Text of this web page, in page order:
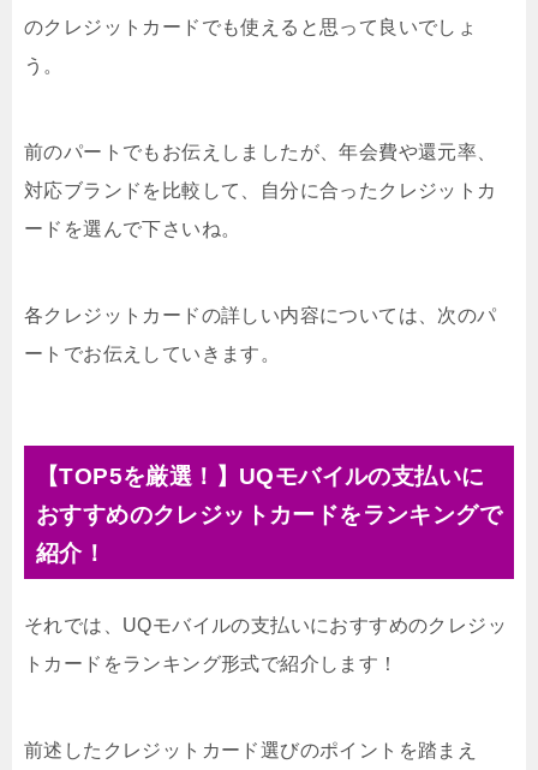
のクレジットカードでも使えると思って良いでしょ
う。
前のパートでもお伝えしましたが、年会費や還元率、
対応ブランドを比較して、自分に合ったクレジットカ
ードを選んで下さいね。
各クレジットカードの詳しい内容については、次のパ
ートでお伝えしていきます。
【TOP5を厳選！】UQモバイルの支払いに
おすすめのクレジットカードをランキングで
紹介！
それでは、UQモバイルの支払いにおすすめのクレジッ
トカードをランキング形式で紹介します！
前述したクレジットカード選びのポイントを踏まえ